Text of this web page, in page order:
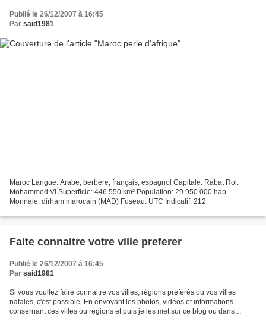
Publié le 26/12/2007 à 16:45
Par said1981
Maroc Langue: Arabe, berbère, français, espagnol Capitale: Rabat Roi:
Mohammed VI Superficie: 446 550 km² Population: 29 950 000 hab.
Monnaie: dirham marocain (MAD) Fuseau: UTC Indicatif: 212
Faite connaitre votre ville preferer
Publié le 26/12/2007 à 16:45
Par said1981
Si vous voullez faire connaitre vos villes, régions préférés ou vos villes
natales, c'est possible. En envoyant les photos, vidéos et informations
consernant ces villes ou regions et puis je les met sur ce blog ou dans